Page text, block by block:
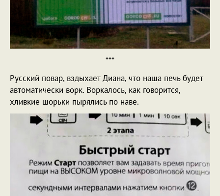
***
Русский повар, вздыхает Диана, что наша печь будет
автоматически ворк. Воркалось, как говорится,
хливкие шорьки пырялись по наве.